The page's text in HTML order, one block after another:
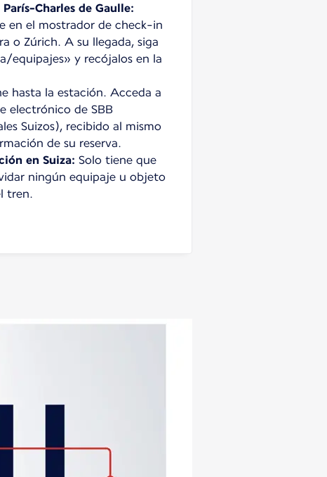
Charles de Gaulle:
en el mostrador de check-in
o Zúrich. A su llegada, siga
equipajes» y recójalos en la
hasta la estación. Acceda a
electrónico de SBB
Suizos), recibido al mismo
de su reserva.
en Suiza: Solo tiene que
ningún equipaje u objeto
tren.